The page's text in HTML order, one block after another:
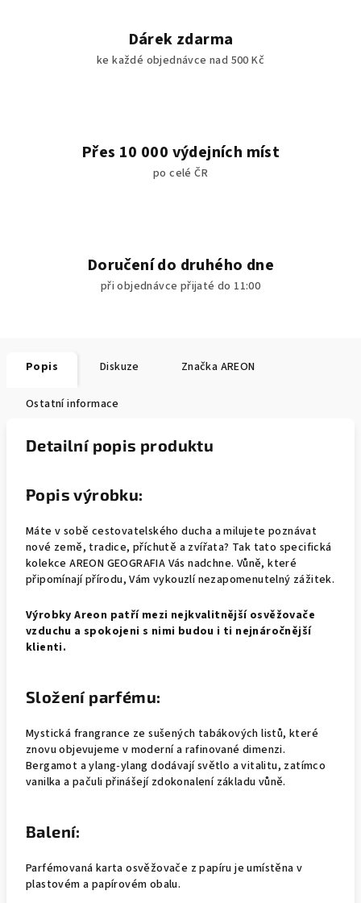
Dárek zdarma
ke každé objednávce nad 500 Kč
Přes 10 000 výdejních míst
po celé ČR
Doručení do druhého dne
při objednávce přijaté do 11:00
Popis Diskuze Značka AREON
Ostatní informace
Detailní popis produktu
Popis výrobku:
Máte v sobě cestovatelského ducha a milujete poznávat
nové země, tradice, příchutě a zvířata? Tak tato specifická
kolekce AREON GEOGRAFIA Vás nadchne. Vůně, které
připomínají přírodu, Vám vykouzlí nezapomenutelný zážitek.
Výrobky Areon patří mezi nejkvalitnější osvěžovače
vzduchu a spokojeni s nimi budou i ti nejnáročnější
klienti.
Složení parfému:
Mystická frangrance ze sušených tabákových listů, které
znovu objevujeme v moderní a rafinované dimenzi.
Bergamot a ylang-ylang dodávají světlo a vitalitu, zatímco
vanilka a pačuli přinášejí zdokonalení základu vůně.
Balení:
Parfémovaná karta osvěžovače z papíru je umístěna v
plastovém a papírovém obalu.